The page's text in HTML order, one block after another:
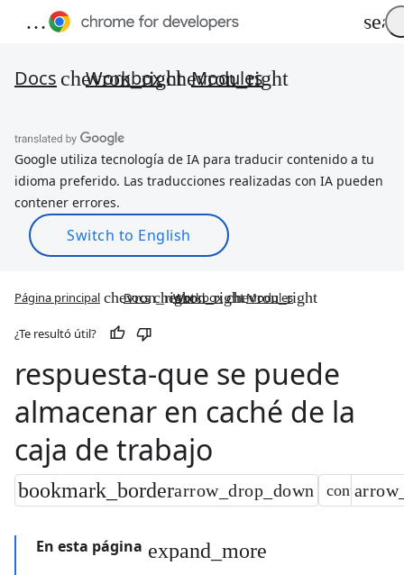
Docs Workbox Modules
Google utiliza tecnología de IA para traducir contenido a tu
idioma preferido. Las traducciones realizadas con IA pueden
contener errores.
Página principal Docs Workbox Modules
¿Te resultó útil?
respuesta-que se puede
almacenar en caché de la
caja de trabajo
En esta página